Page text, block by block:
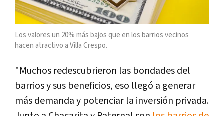
Los valores un 20% más bajos que en los barrios vecinos
hacen atractivo a Villa Crespo.
"Muchos redescubrieron las bondades del
barrios y sus beneficios, eso llegó a generar
más demanda y potenciar la inversión privada.